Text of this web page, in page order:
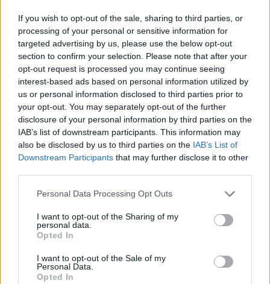
If you wish to opt-out of the sale, sharing to third parties, or
processing of your personal or sensitive information for
targeted advertising by us, please use the below opt-out
section to confirm your selection. Please note that after your
opt-out request is processed you may continue seeing
interest-based ads based on personal information utilized by
us or personal information disclosed to third parties prior to
your opt-out. You may separately opt-out of the further
disclosure of your personal information by third parties on the
IAB’s list of downstream participants. This information may
also be disclosed by us to third parties on the IAB’s List of
Downstream Participants that may further disclose it to other
Please note that this website/app uses one or more Google
not limited to your visit or usage behaviour. You may click to
grant or deny consent to Google and its third-party tags to
use your data for below specified purposes in below Google
consent section.
Personal Data Processing Opt Outs
I want to opt-out of the Sharing of my
personal data.
Opted In
I want to opt-out of the Sale of my
Personal Data.
Opted In
επιχειρήσουν να διασχίσουν σήμερα το λεκανοπέδιο της
Αττικής - Δείτε που καταγράφονται προβλήματα
12.06.2025 08:51
Συντακτική
Flash.gr
Τροχαίο στην Ποσειδώνος: Ελεύθερος υπό όρους ο
οδηγός ταξί που «καρφώθηκε» στο
απορριμματοφόρο